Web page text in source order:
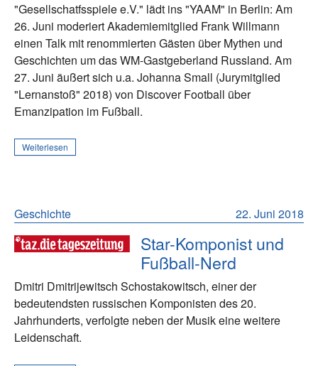
"Gesellschatfsspiele e.V." lädt ins "YAAM" in Berlin: Am
26. Juni moderiert Akademiemitglied Frank Willmann
einen Talk mit renommierten Gästen über Mythen und
Geschichten um das WM-Gastgeberland Russland. Am
27. Juni äußert sich u.a. Johanna Small (Jurymitglied
"Lernanstoß" 2018) von Discover Football über
Emanzipation im Fußball.
Weiterlesen
22. Juni 2018
Geschichte
Star-Komponist und
Fußball-Nerd
Dmitri Dmitrijewitsch Schostakowitsch, einer der
bedeutendsten russischen Komponisten des 20.
Jahrhunderts, verfolgte neben der Musik eine weitere
Leidenschaft.